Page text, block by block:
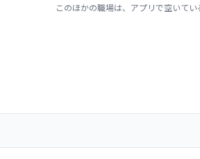
このほかの職場は、アプリで空いてい